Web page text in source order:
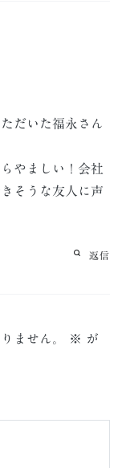
だいた福永さん
やましい！会社
そうな友人に声
返信
ません。 ※ が